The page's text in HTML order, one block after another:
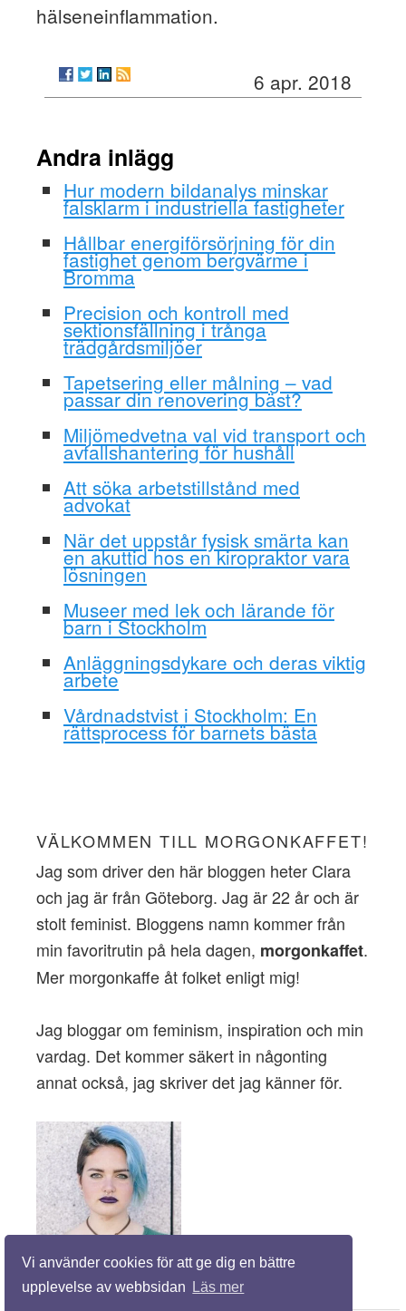
Vi använder cookies för att ge dig en bättre
upplevelse av webbsidan
Läs mer
hälseneinflammation.
6 apr. 2018
Andra inlägg
Hur modern bildanalys minskar
falsklarm i industriella fastigheter
Hållbar energiförsörjning för din
fastighet genom bergvärme i
Bromma
Precision och kontroll med
sektionsfällning i trånga
trädgårdsmiljöer
Tapetsering eller målning – vad
passar din renovering bäst?
Miljömedvetna val vid transport och
avfallshantering för hushåll
Att söka arbetstillstånd med
advokat
När det uppstår fysisk smärta kan
en akuttid hos en kiropraktor vara
lösningen
Museer med lek och lärande för
barn i Stockholm
Anläggningsdykare och deras viktig
arbete
Vårdnadstvist i Stockholm: En
rättsprocess för barnets bästa
VÄLKOMMEN TILL MORGONKAFFET!
Jag som driver den här bloggen heter Clara
och jag är från Göteborg. Jag är 22 år och är
stolt feminist. Bloggens namn kommer från
min favoritrutin på hela dagen, morgonkaffet.
Mer morgonkaffe åt folket enligt mig!
Jag bloggar om feminism, inspiration och min
vardag. Det kommer säkert in någonting
annat också, jag skriver det jag känner för.